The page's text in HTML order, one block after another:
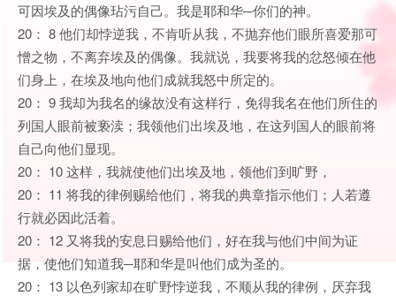
可因埃及的偶像玷污自己。我是耶和华─你们的神。
20： 8 他们却悖逆我，不肯听从我，不抛弃他们眼所喜爱那可
憎之物，不离弃埃及的偶像。我就说，我要将我的忿怒倾在他
们身上，在埃及地向他们成就我怒中所定的。
20： 9 我却为我名的缘故没有这样行，免得我名在他们所住的
列国人眼前被亵渎；我领他们出埃及地，在这列国人的眼前将
自己向他们显现。
20： 10 这样，我就使他们出埃及地，领他们到旷野，
20： 11 将我的律例赐给他们，将我的典章指示他们；人若遵
行就必因此活着。
20： 12 又将我的安息日赐给他们，好在我与他们中间为证
据，使他们知道我─耶和华是叫他们成为圣的。
20： 13 以色列家却在旷野悖逆我，不顺从我的律例，厌弃我